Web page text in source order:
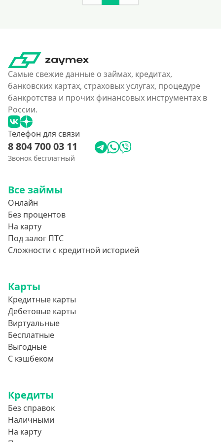
180000 руб
200000 руб
300000 руб
350 тысяч
400000 руб
4500000 руб
500000 руб
600 тысяч
650000 руб
700000 руб
750000 руб
800000 руб
900000 руб
950000 руб
Целевые
Ремонт
Лечение
Стоматология
Неотложные нужды
Самые свежие данные о займах, кредитах,
банковских картах, страховых услугах, процедуре
банкротства и прочих финансовых инструментах в
России.
Телефон для связи
8 804 700 03 11
Звонок бесплатный
Все займы
Онлайн
Без процентов
На карту
Под залог ПТС
Сложности с кредитной историей
Карты
Кредитные карты
Дебетовые карты
Виртуальные
Бесплатные
Выгодные
С кэшбеком
Кредиты
Без справок
Наличными
На карту